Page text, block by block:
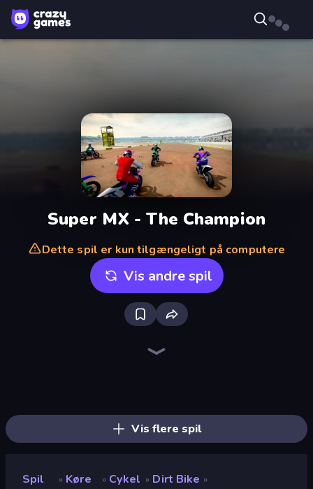
Super MX - The Champion
Dette spil er kun tilgængeligt på computere
Vis andre spil
Vis flere spil
Spil » Køre » Cykel » Dirt Bike »